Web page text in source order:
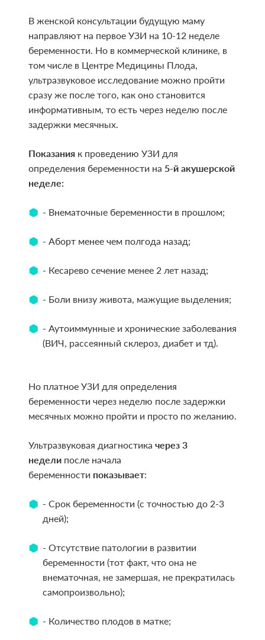
В женской консультации будущую маму
направляют на первое УЗИ на 10-12 неделе
беременности. Но в коммерческой клинике, в
том числе в Центре Медицины Плода,
ультразвуковое исследование можно пройти
сразу же после того, как оно становится
информативным, то есть через неделю после
задержки месячных.
Показания к проведению УЗИ для
определения беременности на 5-й акушерской
неделе:
- Внематочные беременности в прошлом;
- Аборт менее чем полгода назад;
- Кесарево сечение менее 2 лет назад;
- Боли внизу живота, мажущие выделения;
- Аутоиммунные и хронические заболевания
(ВИЧ, рассеянный склероз, диабет и тд).
Но платное УЗИ для определения
беременности через неделю после задержки
месячных можно пройти и просто по желанию.
Ультразвуковая диагностика через 3
недели после начала
беременности показывает:
- Срок беременности (с точностью до 2-3
дней);
- Отсутствие патологии в развитии
беременности (тот факт, что она не
внематочная, не замершая, не прекратилась
самопроизвольно);
- Количество плодов в матке;